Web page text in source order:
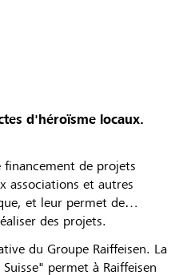
d'héroïsme locaux.
de projets
associations et autres
et leur permet de
des projets.
du Groupe Raiffeisen. La
permet à Raiffeisen